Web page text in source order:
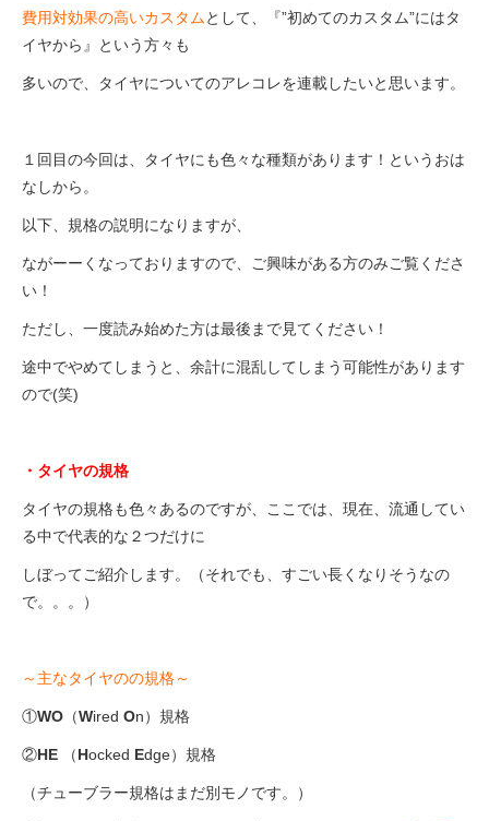
法人様
法人様向け割引
その他
お問い合わせ
個人情報保護
費用対効果の高いカスタムとして、『”初めてのカスタム”にはタ
イヤから』という方々も
多いので、タイヤについてのアレコレを連載したいと思います。
１回目の今回は、タイヤにも色々な種類があります！というおは
なしから。
以下、規格の説明になりますが、
ながーーくなっておりますので、ご興味がある方のみご覧くださ
い！
ただし、一度読み始めた方は最後まで見てください！
途中でやめてしまうと、余計に混乱してしまう可能性があります
ので(笑)
・タイヤの規格
タイヤの規格も色々あるのですが、ここでは、現在、流通してい
る中で代表的な２つだけに
しぼってご紹介します。（それでも、すごい長くなりそうなの
で。。。）
～主なタイヤのの規格～
①WO （Wired On）規格
②HE （Hocked Edge）規格
（チューブラー規格はまだ別モノです。）